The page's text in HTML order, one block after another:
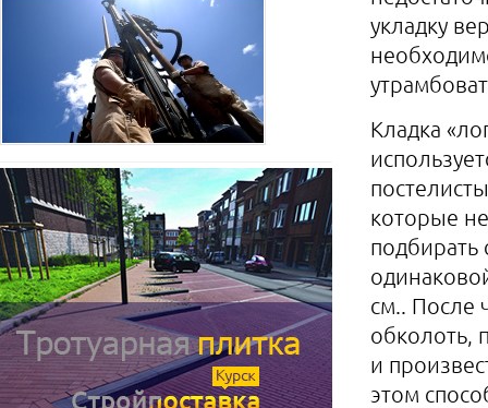
укладку
Кладка
которые
см.. После
обколоть,
и
этом